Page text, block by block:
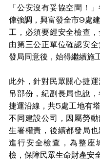
「公安沒有妥協空間！
偉強調，興富發全市9處
工，必須要經安全檢查
由第三公正單位確認安
發局同意後，始得繼續施工
此外，針對民眾關心捷
吊部份，紀副長局也說
捷運沿線，共5處工地有
不同建設公司，因屬勞
生署權責，後續都發局
進行安全檢查，為整座
檢，保障民眾生命財產安全